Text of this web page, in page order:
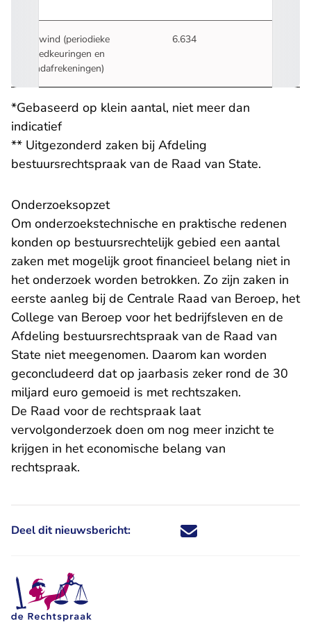
Bewind (periodieke
goedkeuringen en
eindafrekeningen)
6.634
*Gebaseerd op klein aantal, niet meer dan
indicatief
** Uitgezonderd zaken bij Afdeling
bestuursrechtspraak van de Raad van State.
Onderzoeksopzet
Om onderzoekstechnische en praktische redenen
konden op bestuursrechtelijk gebied een aantal
zaken met mogelijk groot financieel belang niet in
het onderzoek worden betrokken. Zo zijn zaken in
eerste aanleg bij de Centrale Raad van Beroep, het
College van Beroep voor het bedrijfsleven en de
Afdeling bestuursrechtspraak van de Raad van
State niet meegenomen. Daarom kan worden
geconcludeerd dat op jaarbasis zeker rond de 30
miljard euro gemoeid is met rechtszaken.
De Raad voor de rechtspraak laat
vervolgonderzoek doen om nog meer inzicht te
krijgen in het economische belang van
rechtspraak.
Deel dit nieuwsbericht: Deel dit nieuwsbericht via X -
Deel dit nieuwsbericht via
Deel dit nieuwsbericht
Deel dit